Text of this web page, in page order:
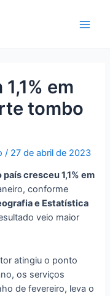
em
tombo
/ 27 de abril de 2023
cresceu 1,1% em
conforme
e Estatística
veio maior
atingiu o ponto
os serviços
de fevereiro, leva o